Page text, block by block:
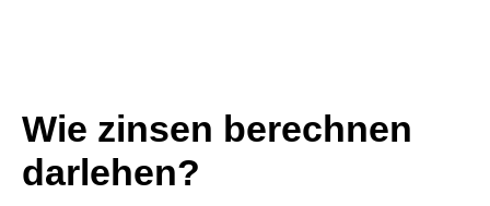
Wie zinsen berechnen
darlehen?